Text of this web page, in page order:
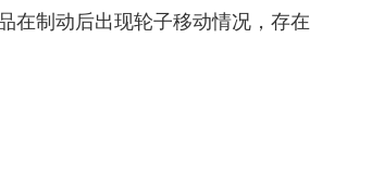
在制动后出现轮子移动情况，存在